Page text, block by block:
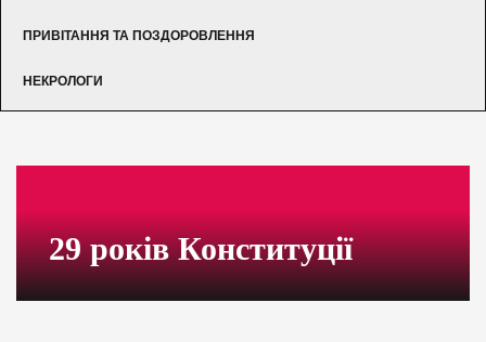
ПРИВІТАННЯ ТА ПОЗДОРОВЛЕННЯ
НЕКРОЛОГИ
29 років Конституції